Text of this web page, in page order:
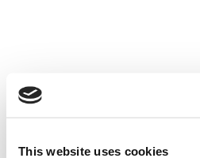
This website uses cookies
Nella maggior parte degli